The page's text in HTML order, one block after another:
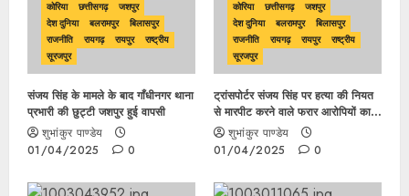
कोरिया
छत्तीसगढ़
जशपुर
देश दुनिया
बलरामपुर
बिलासपुर
राजनीति
रायगढ़ रायपुर
राष्ट्रीय
सूरजपुर
संजय सिंह के मामले के बाद गाँधीनगर थाना
प्रभारी की छुट्टी जशपुर हुई वापसी
शुभांकुर पाण्डेय
01/04/2025
0
कोरिया
छत्तीसगढ़
जशपुर
देश दुनिया
बलरामपुर
बिलासपुर
राजनीति
रायगढ़ रायपुर
राष्ट्रीय
सूरजपुर
ट्रांसपोर्टर संजय सिंह पर हत्या की नियत
से मारपीट करने वाले फरार आरोपियों का
नया अपडेट इस कार से फरार हुए और यहाँ
देखें गए…
शुभांकुर पाण्डेय
01/04/2025
0